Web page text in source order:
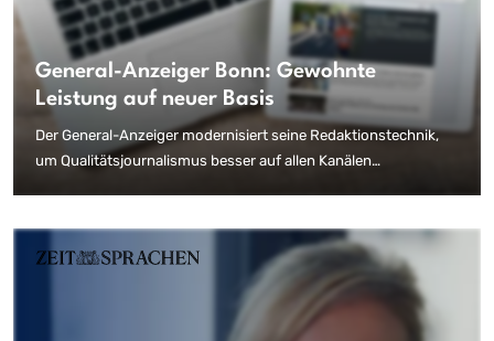
General-Anzeiger Bonn: Gewohnte
Leistung auf neuer Basis
Der General-Anzeiger modernisiert seine Redaktionstechnik,
um Qualitätsjournalismus besser auf allen Kanälen